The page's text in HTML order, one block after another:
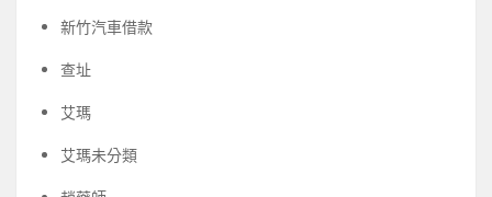
新竹汽車借款
查址
艾瑪
艾瑪未分類